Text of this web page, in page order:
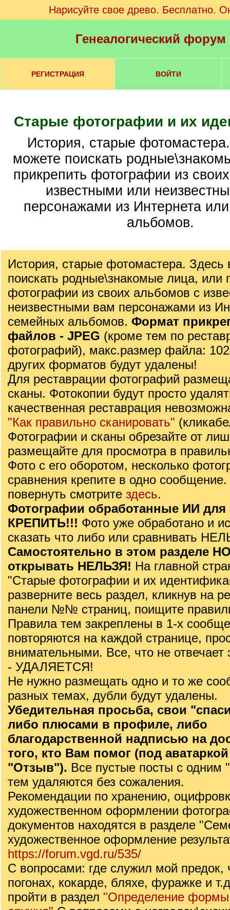
Нарисуйте свое древо. Бесплатно.
Генеалогический
РЕГИСТРАЦИЯ ВОЙТИ
Старые фотографии и их
История, старые фотомастера. Здесь вы
можете поискать
прикрепить фотографии из
известными или
персонажами из Интернета
альбомов.
История, старые фотомастера.
поискать родные\знакомые лица, или
фотографии из своих альбомов с
неизвестными вам персонажами из
семейных альбомов. Формат
файлов - JPЕG (кроме тем по
фотографий), макс.размер файла:
других форматов будут удалены!
Для реставрации фотографий
сканы. Фотокопии будут просто
качественная реставрация
"Как правильно сканировать"
Фотографии и сканы обрезайте от
размещайте для просмотра в
Фото с его оборотом, несколько
сравнения крепите в одно сообщение.
повернуть смотрите здесь.
Фотографии обработанные ИИ для
КРЕПИТЬ!!! Фото уже обработано и
сказать что либо или сравнивать
Самостоятельно в этом разделе
открывать НЕЛЬЗЯ! На главной
"Старые фотографии и их
разверните весь раздел, кликнув на
панели №№ страниц, поищите
Правила тем закреплены в 1-х
повторяются на каждой странице,
внимательными. Все, что не отвечает
- УДАЛЯЕТСЯ!
Не нужно размещать одно и то же
разных темах, дубли будут удалены.
Убедительная просьба, свои
либо плюсами в профиле, либо
благодарственной надписью на
того, кто Вам помог (под
"Отзыв"). Все пустые посты с одним
тем удаляются без сожаления.
Рекомендации по хранению,
художественном оформлении
документов находятся в разделе
художественное оформление
https://forum.vgd.ru/535/
С вопросами: где служил мой предок,
погонах, кокарде, бляхе, фуражке и
пройти в раздел "Определение